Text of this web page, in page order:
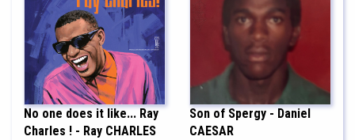
No one does it like... Ray
Charles ! - Ray CHARLES
Son of Spergy - Daniel
CAESAR